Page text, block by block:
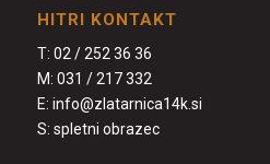
HITRI KONTAKT
T: 02 / 252 36 36
M: 031 / 217 332
E: info@zlatarnica14k.si
S: spletni obrazec